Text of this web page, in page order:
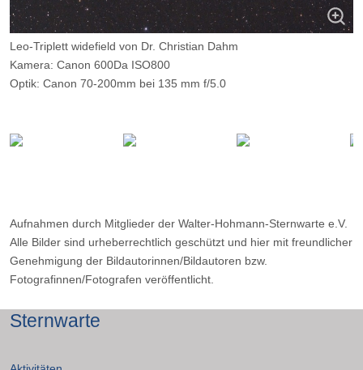
Leo-Triplett widefield von Dr. Christian Dahm
Kamera: Canon 600Da ISO800
Optik: Canon 70-200mm bei 135 mm f/5.0
Datum: 09.03.2016
Aufnahmen durch Mitglieder der Walter-Hohmann-Sternwarte e.V.
Alle Bilder sind urheberrechtlich geschützt und hier mit freundlicher
Genehmigung der Bildautorinnen/Bildautoren bzw.
Fotografinnen/Fotografen veröffentlicht.
Sternwarte